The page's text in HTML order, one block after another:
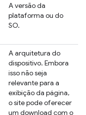
A versão da
plataforma ou do
SO.
A arquitetura do
dispositivo. Embora
isso não seja
relevante para a
exibição da página,
o site pode oferecer
um download com o